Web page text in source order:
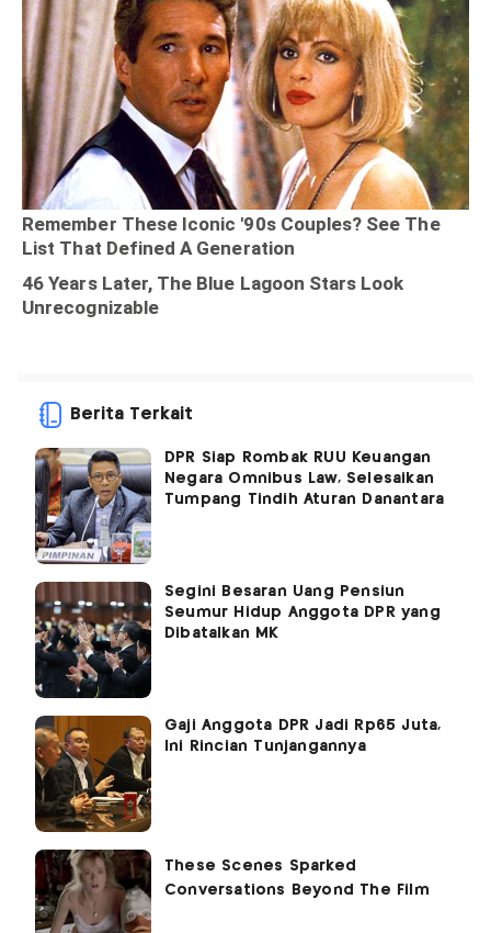
Berita Terkait
DPR Siap Rombak RUU Keuangan
Negara Omnibus Law, Selesaikan
Tumpang Tindih Aturan Danantara
Segini Besaran Uang Pensiun
Seumur Hidup Anggota DPR yang
Dibatalkan MK
Gaji Anggota DPR Jadi Rp65 Juta,
Ini Rincian Tunjangannya